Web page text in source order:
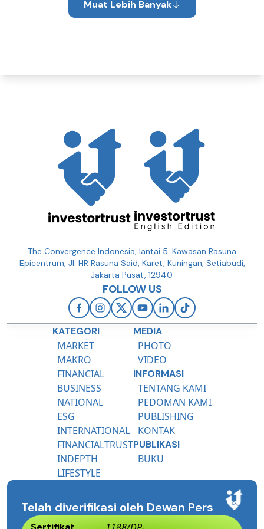
Muat Lebih Banyak
The Convergence Indonesia, lantai 5. Kawasan Rasuna
Epicentrum, Jl. HR Rasuna Said, Karet, Kuningan, Setiabudi,
Jakarta Pusat, 12940.
FOLLOW US
KATEGORI
MARKET
MAKRO
FINANCIAL
BUSINESS
NATIONAL
ESG
INTERNATIONAL
FINANCIALTRUST
INDEPTH
LIFESTYLE
MEDIA
PHOTO
VIDEO
INFORMASI
TENTANG KAMI
PEDOMAN KAMI
PUBLISHING
KONTAK
PUBLIKASI
BUKU
Telah diverifikasi oleh Dewan Pers